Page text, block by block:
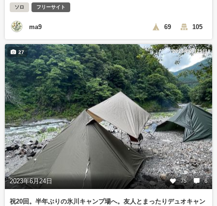
ソロ フリーサイト
ma9 69 105
2023年6月25日
2023年6月24日 75 6
27
祝20回。半年ぶりの氷川キャンプ場へ。友人とまったりデュオキャン